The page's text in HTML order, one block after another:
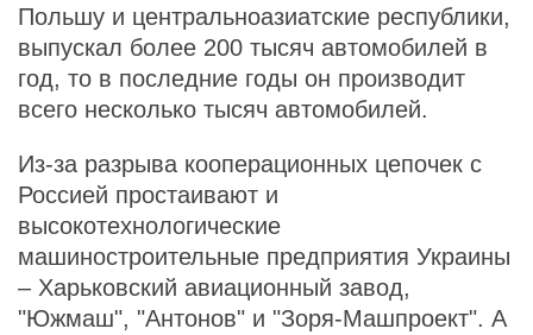
Польшу и центральноазиатские республики,
выпускал более 200 тысяч автомобилей в
год, то в последние годы он производит
всего несколько тысяч автомобилей.
Из-за разрыва кооперационных цепочек с
Россией простаивают и
высокотехнологические
машиностроительные предприятия Украины
– Харьковский авиационный завод,
"Южмаш", "Антонов" и "Зоря-Машпроект". А